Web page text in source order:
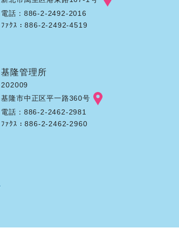
電話：886-2-2492-2016
ﾌｧｸｽ：886-2-2492-4519
基隆管理所
202009
基隆市中正区平一路360号
電話：886-2-2462-2981
ﾌｧｸｽ：886-2-2462-2960